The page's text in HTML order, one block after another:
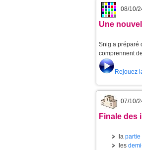
08/10/
Une
Snig a préparé
comprennent
Rejouez
07/10/
Finale des
la partie
les